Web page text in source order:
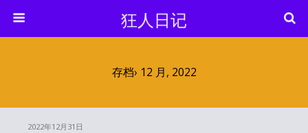
狂人日记
存档› 12 月, 2022
2022年12月31日